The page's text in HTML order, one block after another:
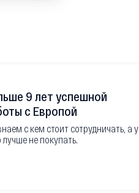
9 лет успешной
с Европой
с кем стоит сотрудничать, а у
лучше не покупать.